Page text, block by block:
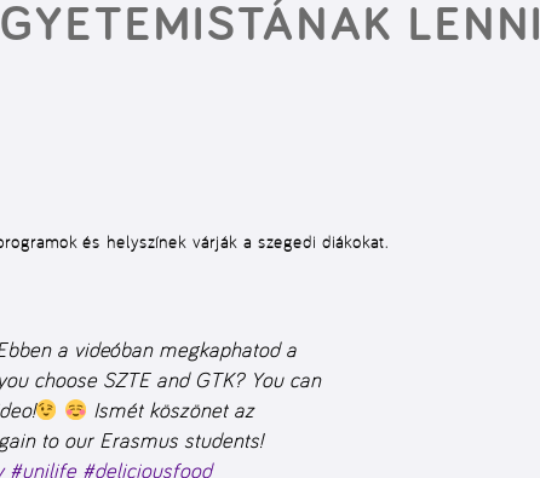
LENNI
és helyszínek várják a szegedi diákokat.
a videóban megkaphatod a
choose SZTE and GTK? You can
Ismét köszönet az
to our Erasmus students!
#unilife #deliciousfood